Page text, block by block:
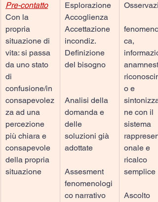
Pre-contatto
Con la
propria
situazione di
vita: si passa
da uno stato
di
confusione/in
consapevolez
za ad una
percezione
più chiara e
consapevole
della propria
situazione
Esplorazione
Accoglienza
Accettazione
incondiz.
Definizione
del bisogno
Analisi della
domanda e
delle
soluzioni già
adottate
Assesment
fenomenologi
co narrativo
ca,
o e
ne con il
sistema
onale e
ricalco
semplice
Ascolto